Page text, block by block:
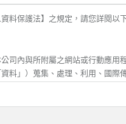
服務條款內容之全部或ㄧ部份時
您應立即停止使用神腦生活之服務
可自行登入會員功能取消，神腦
上述規定外，並應於您的法定代
使用神腦生活。當您使用或繼續
料保護法】之規定，請您詳閱以
公司內與所附屬之網站或行動應
料」）蒐集、處理、利用、國際